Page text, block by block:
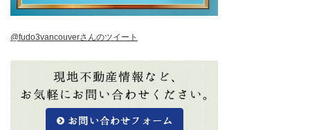
@fudo3vancouverさんのツイート